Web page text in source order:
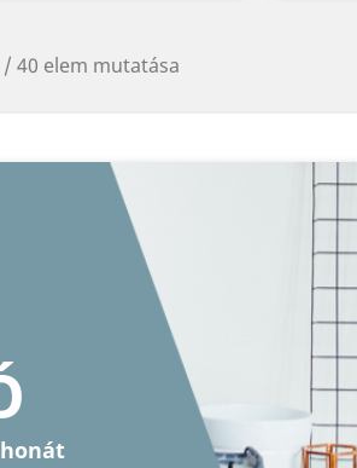
/ 40 elem mutatása